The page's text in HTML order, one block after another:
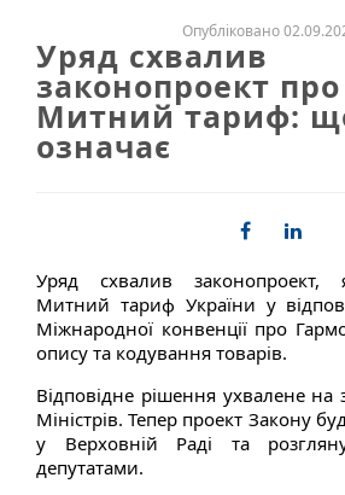
Опубліковано
Уряд схвалив
законопроект
Митний тариф:
означає
Уряд схвалив законопроект,
Митний тариф України у
Міжнародної конвенції про
опису та кодування товарів.
Відповідне рішення ухвалене на
Міністрів. Тепер проект Закону
у Верховній Раді та
депутатами.